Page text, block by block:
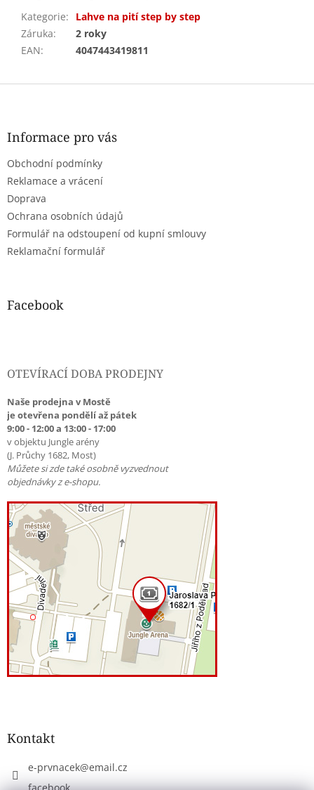
Kategorie:
Lahve na pití step by step
Záruka:
2 roky
EAN: 4047443419811
Z
Informace pro vás
Obchodní podmínky
Reklamace a vrácení
Doprava
Ochrana osobních údajů
Formulář na odstoupení od kupní smlouvy
Reklamační formulář
Facebook
OTEVÍRACÍ DOBA PRODEJNY
Naše prodejna v Mostě
je otevřena pondělí až pátek
9:00 - 12:00 a 13:00 - 17:00
v objektu Jungle arény
(J. Průchy 1682, Most)
Můžete si zde také osobně vyzvednout
objednávky z e-shopu.
Kontakt
e-prvnacek@email.cz